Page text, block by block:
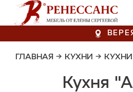
ГЛАВНАЯ → КУХНИ →
Кухня